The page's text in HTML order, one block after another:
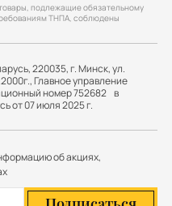
подлежащие обязательному
ТНПА, соблюдены
220035, г. Минск, ул.
Главное управление
номер 752682 в
от 07 июля 2025 г.
об акциях,